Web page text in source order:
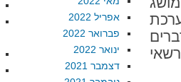
אפריל 2022
פברואר 2022
ינואר 2022
דצמבר 2021